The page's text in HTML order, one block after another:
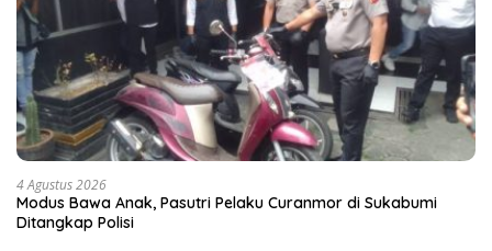
4 Agustus 2026
Modus Bawa Anak, Pasutri Pelaku Curanmor di Sukabumi
Ditangkap Polisi